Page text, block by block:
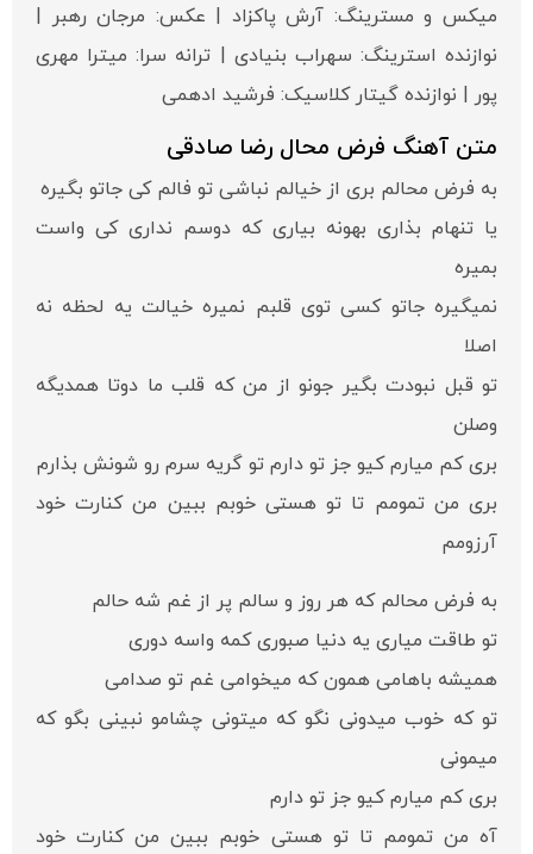
میکس و مسترینگ: آرش پاکزاد | عکس: مرجان رهبر |
نوازنده استرینگ: سهراب بنیادی | ترانه سرا: میترا مهری
پور | نوازنده گیتار کلاسیک: فرشید ادهمی
متن آهنگ فرض محال رضا صادقی
به فرض محالم بری از خیالم نباشی تو فالم کی جاتو بگیره
یا تنهام بذاری بهونه بیاری که دوسم نداری کی واست
بمیره
نمیگیره جاتو کسی توی قلبم نمیره خیالت یه لحظه نه
اصلا
تو قبل نبودت بگیر جونو از من که قلب ما دوتا همدیگه
وصلن
بری کم میارم کیو جز تو دارم تو گریه سرم رو شونش بذارم
بری من تمومم تا تو هستی خوبم ببین من کنارت خود
آرزومم
به فرض محالم که هر روز و سالم پر از غم شه حالم
تو طاقت میاری یه دنیا صبوری کمه واسه دوری
همیشه باهامی همون که میخوامی غم تو صدامی
تو که خوب میدونی نگو که میتونی چشامو نبینی بگو که
میمونی
بری کم میارم کیو جز تو دارم
آه من تمومم تا تو هستی خوبم ببین من کنارت خود